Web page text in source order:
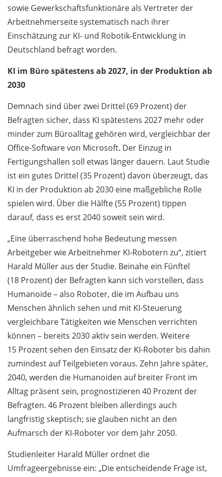
sowie Gewerkschaftsfunktionäre als Vertreter der
Arbeitnehmerseite systematisch nach ihrer
Einschätzung zur KI- und Robotik-Entwicklung in
Deutschland befragt worden.
KI im Büro spätestens ab 2027, in der Produktion ab
2030
Demnach sind über zwei Drittel (69 Prozent) der
Befragten sicher, dass KI spätestens 2027 mehr oder
minder zum Büroalltag gehören wird, vergleichbar der
Office-Software von Microsoft. Der Einzug in
Fertigungshallen soll etwas länger dauern. Laut Studie
ist ein gutes Drittel (35 Prozent) davon überzeugt, das
KI in der Produktion ab 2030 eine maßgebliche Rolle
spielen wird. Über die Hälfte (55 Prozent) tippen
darauf, dass es erst 2040 soweit sein wird.
„Eine überraschend hohe Bedeutung messen
Arbeitgeber wie Arbeitnehmer KI-Robotern zu“, zitiert
Harald Müller aus der Studie. Beinahe ein Fünftel
(18 Prozent) der Befragten kann sich vorstellen, dass
Humanoide – also Roboter, die im Aufbau uns
Menschen ähnlich sehen und mit KI-Steuerung
vergleichbare Tätigkeiten wie Menschen verrichten
können – bereits 2030 aktiv sein werden. Weitere
15 Prozent sehen den Einsatz der KI-Roboter bis dahin
zumindest auf Teilgebieten voraus. Zehn Jahre später,
2040, werden die Humanoiden auf breiter Front im
Alltag präsent sein, prognostizieren 40 Prozent der
Befragten. 46 Prozent bleiben allerdings auch
langfristig skeptisch; sie glauben nicht an den
Aufmarsch der KI-Roboter vor dem Jahr 2050.
Studienleiter Harald Müller ordnet die
Umfrageergebnisse ein: „Die entscheidende Frage ist,